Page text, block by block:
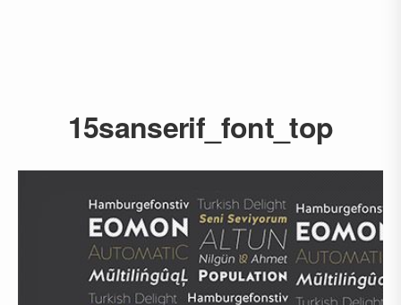
15sanserif_font_top